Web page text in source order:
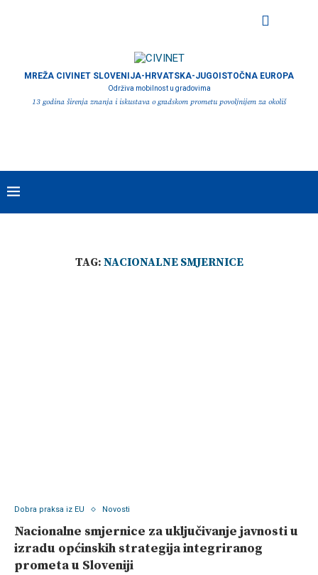
MREŽA CIVINET SLOVENIJA-HRVATSKA-JUGOISTOČNA EUROPA
Održiva mobilnost u gradovima
13 godina širenja znanja i iskustava o gradskom prometu povoljnijem za okoliš
TAG: NACIONALNE SMJERNICE
Dobra praksa iz EU Novosti
Nacionalne smjernice za uključivanje javnosti u
izradu općinskih strategija integriranog
prometa u Sloveniji